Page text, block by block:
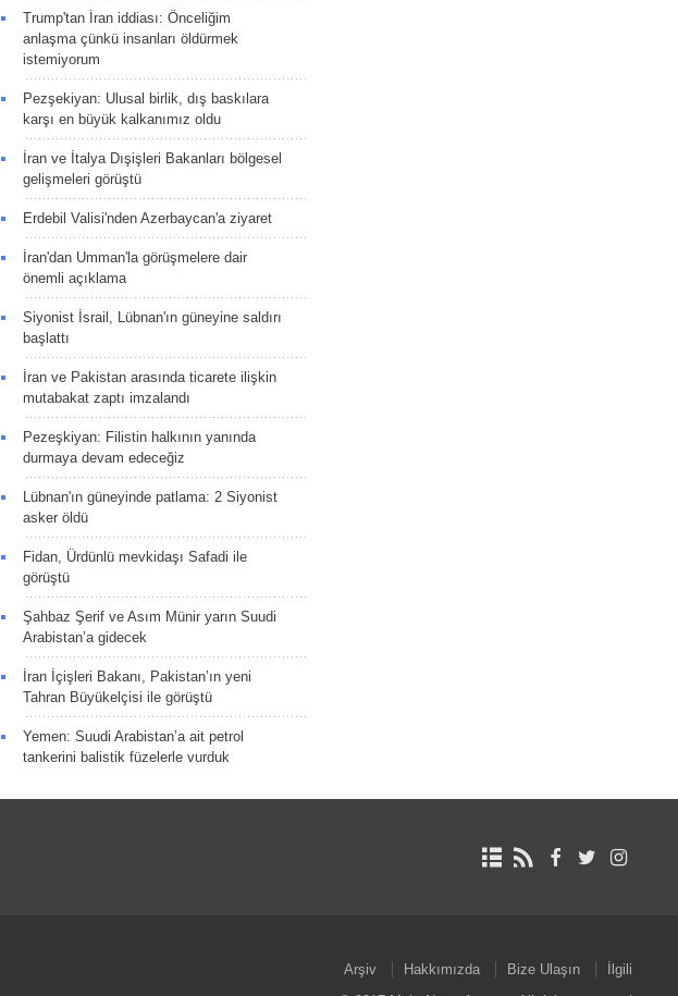
Trump'tan İran iddiası: Önceliğim
anlaşma çünkü insanları öldürmek
istemiyorum
Pezşekiyan: Ulusal birlik, dış baskılara
karşı en büyük kalkanımız oldu
İran ve İtalya Dışişleri Bakanları bölgesel
gelişmeleri görüştü
Erdebil Valisi'nden Azerbaycan'a ziyaret
İran'dan Umman'la görüşmelere dair
önemli açıklama
Siyonist İsrail, Lübnan'ın güneyine saldırı
başlattı
İran ve Pakistan arasında ticarete ilişkin
mutabakat zaptı imzalandı
Pezeşkiyan: Filistin halkının yanında
durmaya devam edeceğiz
Lübnan'ın güneyinde patlama: 2 Siyonist
asker öldü
Fidan, Ürdünlü mevkidaşı Safadi ile
görüştü
Şahbaz Şerif ve Asım Münir yarın Suudi
Arabistan’a gidecek
İran İçişleri Bakanı, Pakistan’ın yeni
Tahran Büyükelçisi ile görüştü
Yemen: Suudi Arabistan’a ait petrol
tankerini balistik füzelerle vurduk
Arşiv Hakkımızda Bize Ulaşın
İlgili